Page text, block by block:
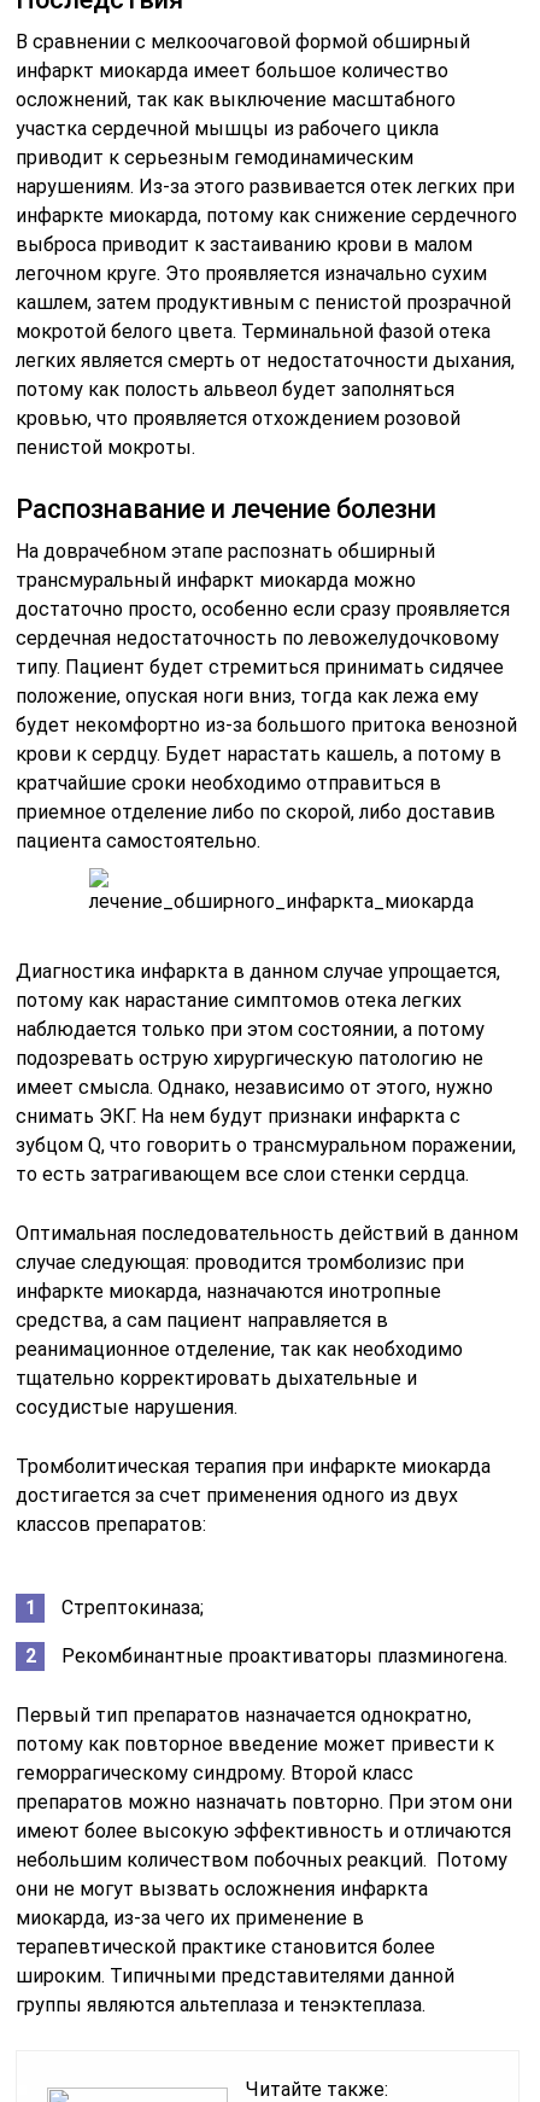
В сравнении с мелкоочаговой формой обширный
инфаркт миокарда имеет большое количество
осложнений, так как выключение масштабного
участка сердечной мышцы из рабочего цикла
приводит к серьезным гемодинамическим
нарушениям. Из-за этого развивается отек легких при
инфаркте миокарда, потому как снижение сердечного
выброса приводит к застаиванию крови в малом
легочном круге. Это проявляется изначально сухим
кашлем, затем продуктивным с пенистой прозрачной
мокротой белого цвета. Терминальной фазой отека
легких является смерть от недостаточности дыхания,
потому как полость альвеол будет заполняться
кровью, что проявляется отхождением розовой
пенистой мокроты.
Распознавание и лечение болезни
На доврачебном этапе распознать обширный
трансмуральный инфаркт миокарда можно
достаточно просто, особенно если сразу проявляется
сердечная недостаточность по левожелудочковому
типу. Пациент будет стремиться принимать сидячее
положение, опуская ноги вниз, тогда как лежа ему
будет некомфортно из-за большого притока венозной
крови к сердцу. Будет нарастать кашель, а потому в
кратчайшие сроки необходимо отправиться в
приемное отделение либо по скорой, либо доставив
пациента самостоятельно.
Диагностика инфаркта в данном случае упрощается,
потому как нарастание симптомов отека легких
наблюдается только при этом состоянии, а потому
подозревать острую хирургическую патологию не
имеет смысла. Однако, независимо от этого, нужно
снимать ЭКГ. На нем будут признаки инфаркта с
зубцом Q, что говорить о трансмуральном поражении,
то есть затрагивающем все слои стенки сердца.
Оптимальная последовательность действий в данном
случае следующая: проводится тромболизис при
инфаркте миокарда, назначаются инотропные
средства, а сам пациент направляется в
реанимационное отделение, так как необходимо
тщательно корректировать дыхательные и
сосудистые нарушения.
Тромболитическая терапия при инфаркте миокарда
достигается за счет применения одного из двух
классов препаратов:
Стрептокиназа;
Рекомбинантные проактиваторы плазминогена.
Первый тип препаратов назначается однократно,
потому как повторное введение может привести к
геморрагическому синдрому. Второй класс
препаратов можно назначать повторно. При этом они
имеют более высокую эффективность и отличаются
небольшим количеством побочных реакций. Потому
они не могут вызвать осложнения инфаркта
миокарда, из-за чего их применение в
терапевтической практике становится более
широким. Типичными представителями данной
группы являются альтеплаза и тенэктеплаза.
Читайте также: